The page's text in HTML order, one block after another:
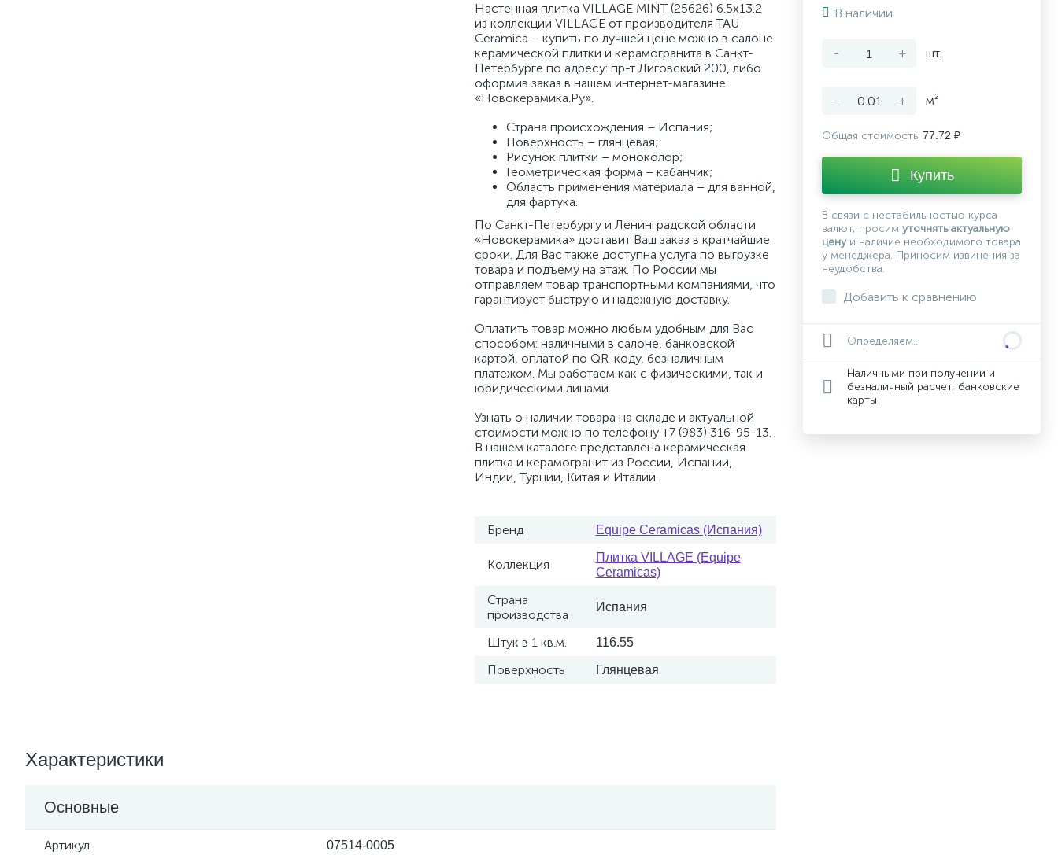
Настенная плитка VILLAGE MINT (25626) 6.5x13.2
из коллекции VILLAGE от производителя TAU
Ceramica – купить по лучшей цене можно в салоне
керамической плитки и керамогранита в Санкт-
Петербурге по адресу: пр-т Лиговский 200, либо
оформив заказ в нашем интернет-магазине
«Новокерамика.Ру».
Страна происхождения – Испания;
Поверхность – глянцевая;
Рисунок плитки – моноколор;
Геометрическая форма – кабанчик;
Область применения материала – для ванной,
для фартука.
По Санкт-Петербургу и Ленинградской области
«Новокерамика» доставит Ваш заказ в кратчайшие
сроки. Для Вас также доступна услуга по выгрузке
товара и подъему на этаж. По России мы
отправляем товар транспортными компаниями, что
гарантирует быструю и надежную доставку.
Оплатить товар можно любым удобным для Вас
способом: наличными в салоне, банковской
картой, оплатой по QR-коду, безналичным
платежом. Мы работаем как с физическими, так и
юридическими лицами.
Узнать о наличии товара на складе и актуальной
стоимости можно по телефону +7 (983) 316-95-13.
В нашем каталоге представлена керамическая
плитка и керамогранит из России, Испании,
Индии, Турции, Китая и Италии.
Бренд Equipe Ceramicas (Испания)
Коллекция
Плитка VILLAGE (Equipe
Ceramicas)
Страна
производства
Испания
Штук в 1 кв.м. 116.55
Поверхность Глянцевая
Характеристики
Основные
Артикул 07514-0005
В наличии
- + шт.
- + м²
Общая стоимость 77.72 ₽
Купить
В связи с нестабильностью курса
валют, просим уточнять актуальную
ценуи наличие необходимого товара
у менеджера. Приносим извинения за
неудобства.
Добавить к сравнению
Определяем...
Наличными при получении и
безналичный расчет, банковские
карты